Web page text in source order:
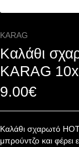
KARAG
Καλάθι
KARAG
9.00€
Καλάθι σχαρωτό
μπρούντζο και φέρει